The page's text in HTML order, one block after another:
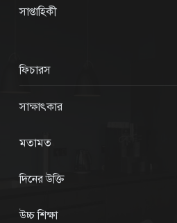
সাপ্তাহিকী
ফিচারস
সাক্ষাৎকার
মতামত
দিনের উক্তি
উচ্চ শিক্ষা